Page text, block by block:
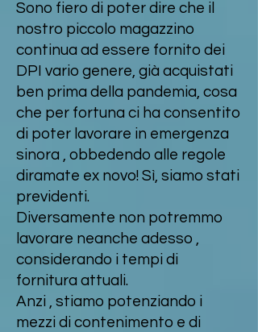
Sono fiero di poter dire che il
nostro piccolo magazzino
continua ad essere fornito dei
DPI vario genere, già acquistati
ben prima della pandemia, cosa
che per fortuna ci ha consentito
di poter lavorare in emergenza
sinora , obbedendo alle regole
diramate ex novo! Sì, siamo stati
previdenti.
Diversamente non potremmo
lavorare neanche adesso ,
considerando i tempi di
fornitura attuali.
Anzi , stiamo potenziando i
mezzi di contenimento e di